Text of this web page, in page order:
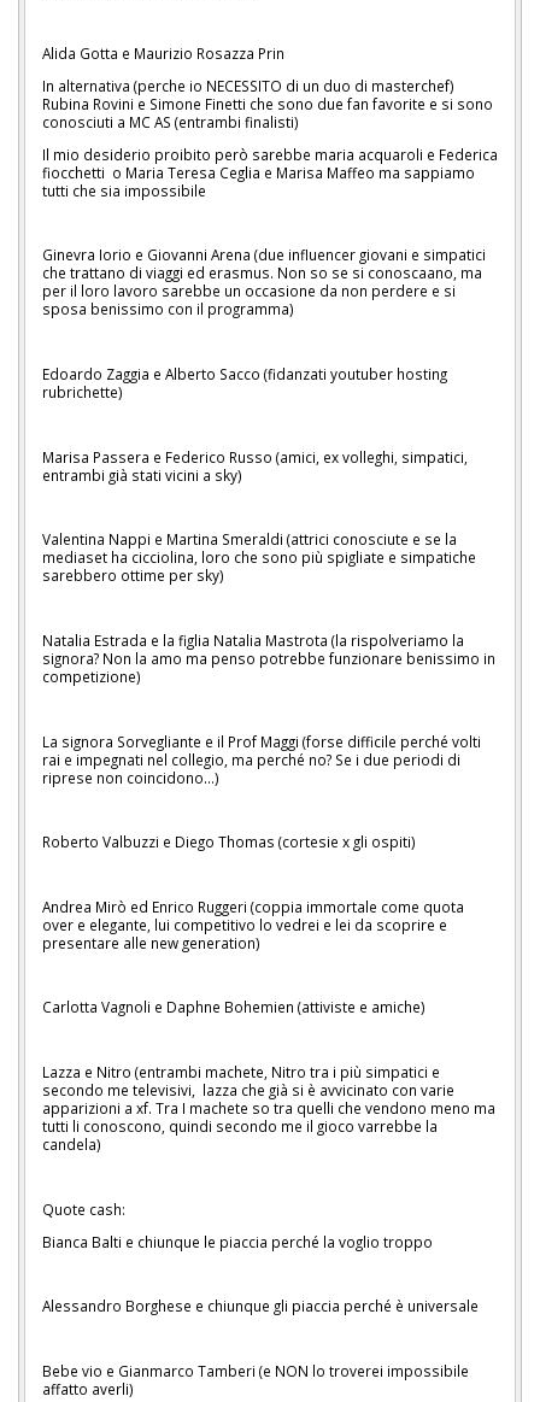
Alida Gotta e Maurizio Rosazza Prin
In alternativa (perche io NECESSITO di un duo di masterchef)
Rubina Rovini e Simone Finetti che sono due fan favorite e si sono
conosciuti a MC AS (entrambi finalisti)
Il mio desiderio proibito però sarebbe maria acquaroli e Federica
fiocchetti o Maria Teresa Ceglia e Marisa Maffeo ma sappiamo
tutti che sia impossibile
Ginevra Iorio e Giovanni Arena (due influencer giovani e simpatici
che trattano di viaggi ed erasmus. Non so se si conoscaano, ma
per il loro lavoro sarebbe un occasione da non perdere e si
sposa benissimo con il programma)
Edoardo Zaggia e Alberto Sacco (fidanzati youtuber hosting
rubrichette)
Marisa Passera e Federico Russo (amici, ex volleghi, simpatici,
entrambi già stati vicini a sky)
Valentina Nappi e Martina Smeraldi (attrici conosciute e se la
mediaset ha cicciolina, loro che sono più spigliate e simpatiche
sarebbero ottime per sky)
Natalia Estrada e la figlia Natalia Mastrota (la rispolveriamo la
signora? Non la amo ma penso potrebbe funzionare benissimo in
competizione)
La signora Sorvegliante e il Prof Maggi (forse difficile perché volti
rai e impegnati nel collegio, ma perché no? Se i due periodi di
riprese non coincidono...)
Roberto Valbuzzi e Diego Thomas (cortesie x gli ospiti)
Andrea Mirò ed Enrico Ruggeri (coppia immortale come quota
over e elegante, lui competitivo lo vedrei e lei da scoprire e
presentare alle new generation)
Carlotta Vagnoli e Daphne Bohemien (attiviste e amiche)
Lazza e Nitro (entrambi machete, Nitro tra i più simpatici e
secondo me televisivi, lazza che già si è avvicinato con varie
apparizioni a xf. Tra I machete so tra quelli che vendono meno ma
tutti li conoscono, quindi secondo me il gioco varrebbe la
candela)
Quote cash:
Bianca Balti e chiunque le piaccia perché la voglio troppo
Alessandro Borghese e chiunque gli piaccia perché è universale
Bebe vio e Gianmarco Tamberi (e NON lo troverei impossibile
affatto averli)